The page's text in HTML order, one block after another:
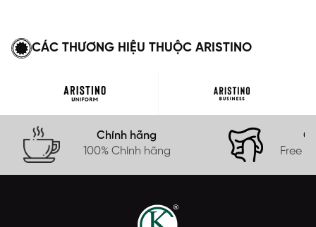
CÁC THƯƠNG HIỆU THUỘC ARISTINO
Chính hãng
100% Chính hãng
Free